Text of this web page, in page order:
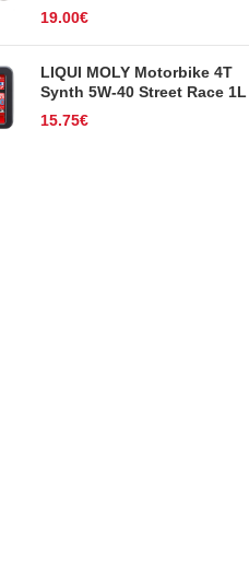
19.00€
LIQUI MOLY Motorbike 4T
Synth 5W-40 Street Race 1L
15.75€